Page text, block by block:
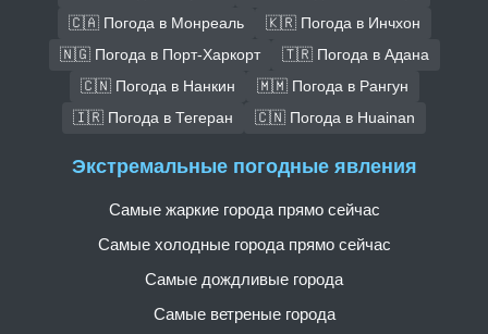
🇨🇦 Погода в Монреаль
🇰🇷 Погода в Инчхон
🇳🇬 Погода в Порт-Харкорт
🇹🇷 Погода в Адана
🇨🇳 Погода в Нанкин
🇲🇲 Погода в Рангун
🇮🇷 Погода в Тегеран
🇨🇳 Погода в Huainan
Экстремальные погодные явления
Самые жаркие города прямо сейчас
Самые холодные города прямо сейчас
Самые дождливые города
Самые ветреные города